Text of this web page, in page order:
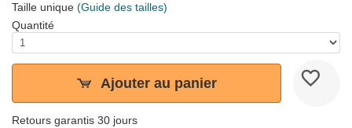
Taille unique (Guide des tailles)
Quantité
Ajouter au panier
Retours garantis 30 jours